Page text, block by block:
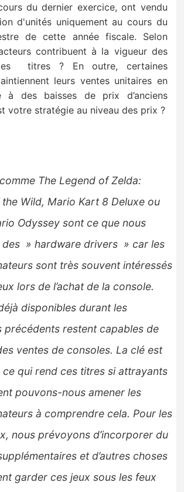
du dernier exercice, ont vendu
d'unités uniquement au cours du
decette année fiscale.
Selon
contribuent à la vigueur des
titres ?
En outre, certaines
leurs ventes unitaires en
à des baisses de prix d’anciens
votre stratégie au niveau des prix ?
The Legend of Zelda:
Wild, Mario Kart 8 Deluxe ou
Odyssey sont ce que nous
des » hardware drivers » car les
sont très souvent intéressés
lors de l’achat de la console.
disponibles durant les
précédents restent capables de
ventes de consoles. La clé est
qui rend ces titres si attrayants
pouvons-nous amener les
à comprendre cela. Pour les
nous prévoyons d’incorporer du
et d’autres choses
garder ces jeux sous les feux